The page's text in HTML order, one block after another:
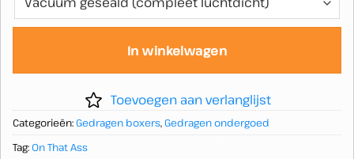
In winkelwagen
Toevoegen aan verlanglijst
Categorieën:Gedragen boxers,Gedragen ondergoed
Tag:On That Ass